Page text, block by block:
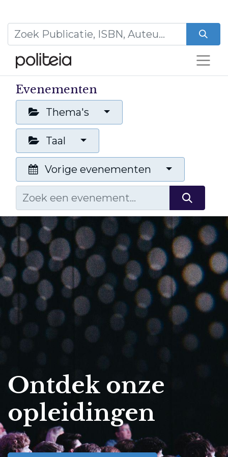
Evenementen
Thema's
Taal
Vorige evenementen
Ontdek onze
opleidingen